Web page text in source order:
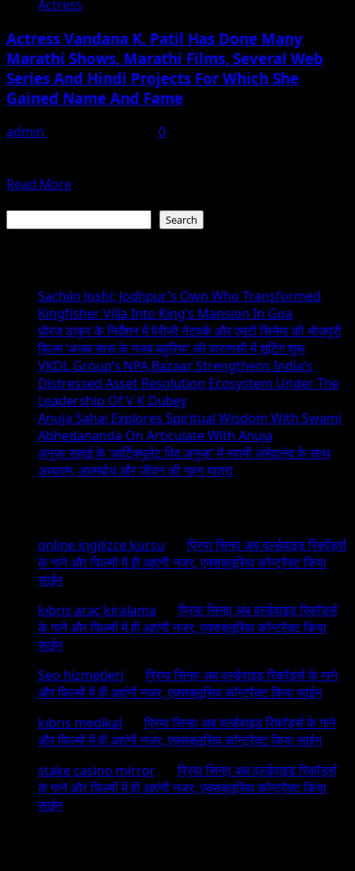
Ahmedabad
To
The
“London
Book
Of
Marwah
Chair
For
FFI’s
CINEKIND
Actress
Actress Vandana K. Patil Has Done Many
Marathi Shows, Marathi Films, Several Web
Series And Hindi Projects For Which She
Gained Name And Fame
admin
0
Read MoreRead
Actress
Patil
Has
Done
Many
Marathi
Shows,
Marathi
Films,
Several
Web
Series
And
Which
She
Name
And
Fame
Search
Sachiin Joshi: Jodhpur’s Own Who Transformed
Kingfisher Villa Into King’s Mansion In Goa
धीरज ठाकुर के निर्देशन में पेरीजी नेटवर्क और एमटी सिनेमा की भोजपुरी
फिल्म ‘अजब सास के गजब बहुरिया’ की वाराणसी में शूटिंग शुरू
VKDL Group’s NPA Bazaar Strengthens India’s
Distressed Asset Resolution Ecosystem Under The
Leadership Of V K Dubey
Anuja Sahai Explores Spiritual Wisdom With Swami
Abhedananda On Articulate With Anuja
अनुजा सहाई के ‘आर्टिक्युलेट विद अनुजा’ में स्वामी अभेदानंद के साथ
अध्यात्म, आत्मबोध और जीवन की गहन यात्रा
online ingilizce kursu onप्रिया सिन्हा अब वर्ल्डवाइड रिकॉर्ड्स
के गाने और फिल्मों में ही आएंगी नजर, एक्सक्लूसिव कॉन्ट्रैक्ट किया
साईन
kıbrıs araç kiralama onप्रिया सिन्हा अब वर्ल्डवाइड रिकॉर्ड्स
के गाने और फिल्मों में ही आएंगी नजर, एक्सक्लूसिव कॉन्ट्रैक्ट किया
साईन
Seo hizmetleri onप्रिया सिन्हा अब वर्ल्डवाइड रिकॉर्ड्स के गाने
और फिल्मों में ही आएंगी नजर, एक्सक्लूसिव कॉन्ट्रैक्ट किया साईन
kıbrıs medikal onप्रिया सिन्हा अब वर्ल्डवाइड रिकॉर्ड्स के गाने
और फिल्मों में ही आएंगी नजर, एक्सक्लूसिव कॉन्ट्रैक्ट किया साईन
stake casino mirror onप्रिया सिन्हा अब वर्ल्डवाइड रिकॉर्ड्स
के गाने और फिल्मों में ही आएंगी नजर, एक्सक्लूसिव कॉन्ट्रैक्ट किया
साईन